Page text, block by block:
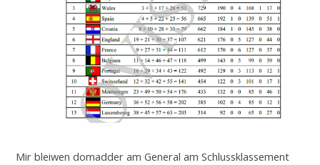
Mir bleiwen domadder am General am Schlussklassement